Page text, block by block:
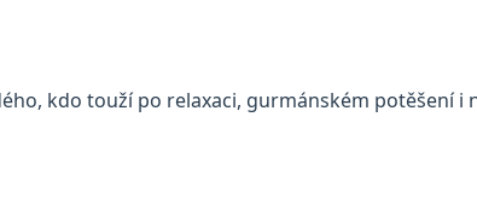
kdo touží po relaxaci, gurmánském potěšení i